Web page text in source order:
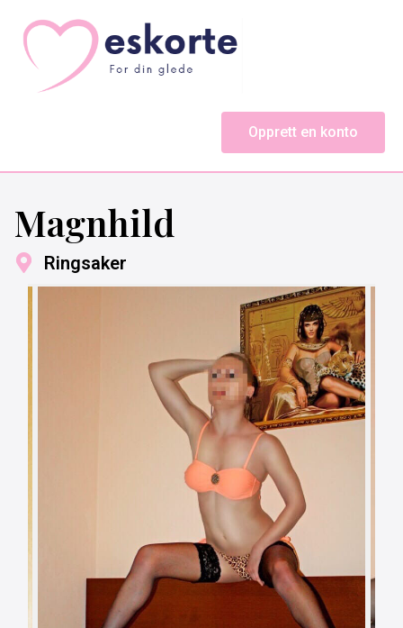
Opprett en konto
Magnhild
Ringsaker